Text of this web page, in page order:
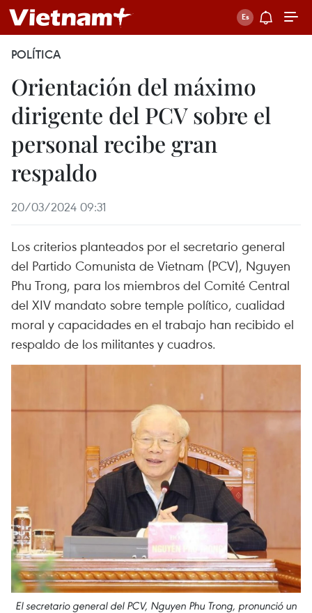
POLÍTICA
Orientación del máximo
dirigente del PCV sobre el
personal recibe gran
respaldo
20/03/2024 09:31
Los criterios planteados por el secretario general
del Partido Comunista de Vietnam (PCV), Nguyen
Phu Trong, para los miembros del Comité Central
del XIV mandato sobre temple político, cualidad
moral y capacidades en el trabajo han recibido el
respaldo de los militantes y cuadros.
El secretario general del PCV, Nguyen Phu Trong, pronunció un